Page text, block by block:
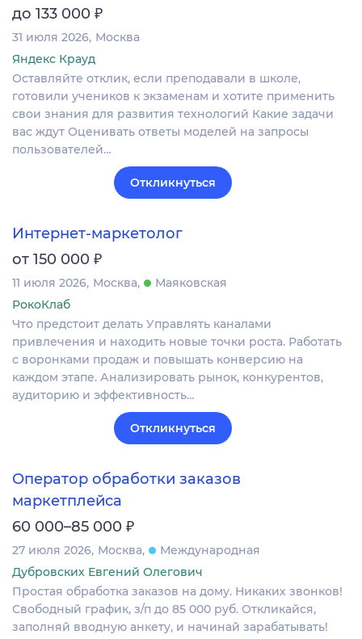
до 133 000 ₽
31 июля 2026 Москва
Яндекс Крауд
Оставляйте отклик, если преподавали в школе,
готовили учеников к экзаменам и хотите применить
свои знания для развития технологий Какие задачи
вас ждут Оценивать ответы моделей на запросы
пользователей…
Откликнуться
Интернет-маркетолог
от 150 000 ₽
11 июля 2026 Москва
Маяковская
РокоКлаб
Что предстоит делать Управлять каналами
привлечения и находить новые точки роста. Работать
с воронками продаж и повышать конверсию на
каждом этапе. Анализировать рынок, конкурентов,
аудиторию и эффективность…
Откликнуться
Оператор обработки заказов
маркетплейса
60 000–85 000 ₽
27 июля 2026 Москва
Международная
Дубровских Евгений Олегович
Простая обработка заказов на дому. Никаких звонков!
Свободный график, з/п до 85 000 руб. Откликайся,
заполняй вводную анкету, и начинай зарабатывать!